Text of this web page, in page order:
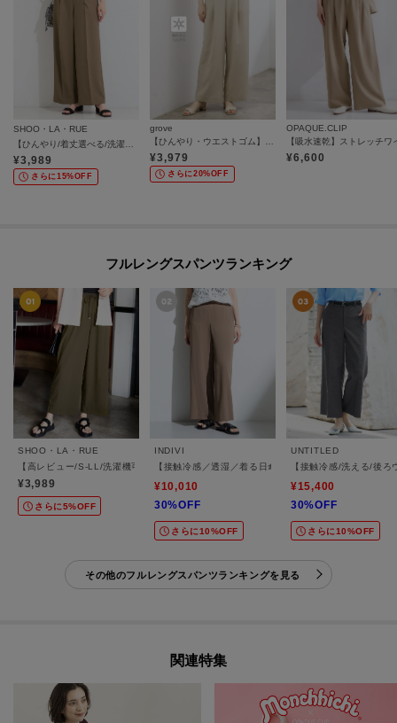
SHOO・LA・RUE
¥3,989
さらに15%OFF
grove
¥3,979
さらに20%OFF
OPAQUE.CLIP
¥6,600
フルレングスパンツランキング
SHOO・LA・RUE
【高レビュー/S-LL/洗濯機可/セットアップ可】着丈選べる 軽凛(かろりん) ひんやりフ
¥3,989
さらに5%OFF
INDIVI
【接触冷感／透湿／着る日傘】イージーワイドパンツ
¥10,010
30%OFF
さらに10%OFF
UNTITLED
【接触冷感/洗える/後
¥15,400
30%OFF
さらに10%OFF
その他のフルレングスパンツランキングを見る
関連特集